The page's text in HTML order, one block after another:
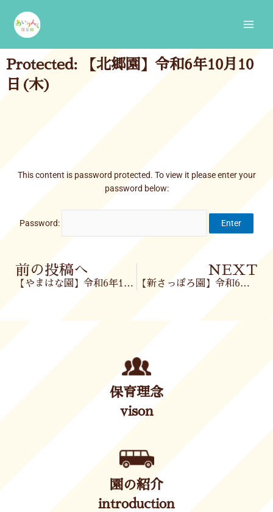
content
Protected: 【北郷園】令和6年10月10
日(木)
This content is password protected. To view it please enter your
password below:
Password:
Prev
前の投稿へ
【やまはな園】令和6年10月10日(木)
NEXT
【新さっぽろ園】令和6年10月11日(金)
保育理念
vison
園の紹介
introduction